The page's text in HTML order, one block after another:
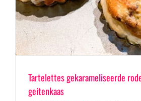
Tartelettes gekarameliseerde
geitenkaas